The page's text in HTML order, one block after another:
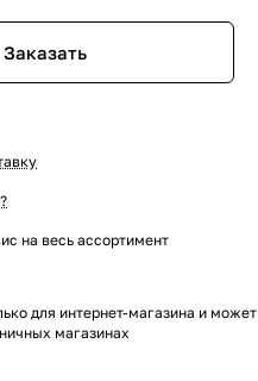
Заказать
на весь ассортимент
для интернет-магазина и может
магазинах